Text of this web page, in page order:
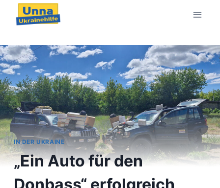
Inhalt
IN DER UKRAINE
„Ein Auto für den